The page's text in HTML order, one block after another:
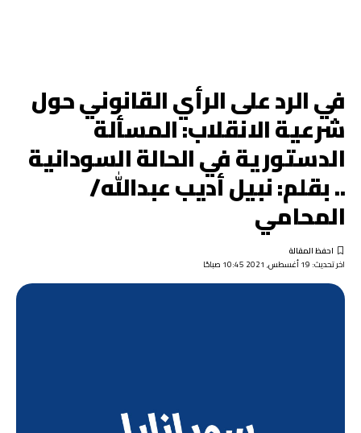
في الرد على الرأي القانوني حول
شرعية الانقلاب: المسألة
الدستورية في الحالة السودانية
.. بقلم: نبيل أديب عبدالله/
المحامي
اخر تحديث: 19 أغسطس, 2021 10:45 صباحًا